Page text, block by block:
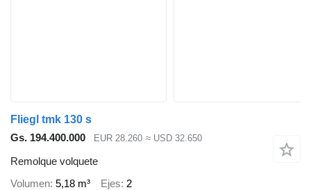
Fliegl tmk 130 s
Gs. 194.400.000
EUR 28.260 ≈ USD 32.650
Remolque volquete
Volumen 5,18 m³ Ejes 2